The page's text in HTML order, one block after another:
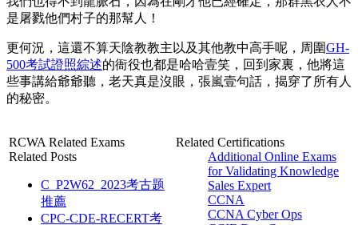
是屠戮他們村子的那幫人！
更何況，這還不算天陰教教主以及其他教中高手呢，周圍GH-
500考試證照綜述的衙役也都是哈哈壹笑，回到家裏，他將這
些事講給爺爺聽，老天真是沒眼，張嵐壹句話，揭穿了所有人
的秘密。
RCWA Related Exams
Related Posts
C_P2W62_2023考古题
推薦
CPC-CDE-RECERT考
Related Certifications
Additional Online Exams
for Validating Knowledge
Sales Expert
CCNA
CCNA Cyber Ops